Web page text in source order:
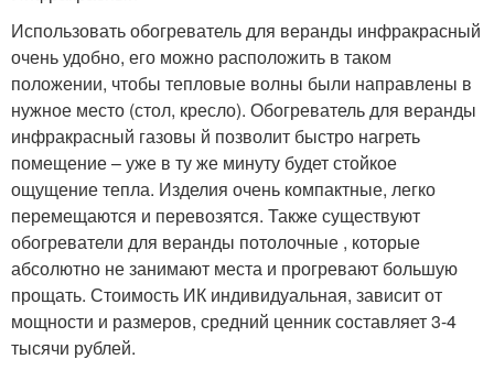
Использовать обогреватель для веранды инфракрасный
очень удобно, его можно расположить в таком
положении, чтобы тепловые волны были направлены в
нужное место (стол, кресло). Обогреватель для веранды
инфракрасный газовы й позволит быстро нагреть
помещение – уже в ту же минуту будет стойкое
ощущение тепла. Изделия очень компактные, легко
перемещаются и перевозятся. Также существуют
обогреватели для веранды потолочные , которые
абсолютно не занимают места и прогревают большую
прощать. Стоимость ИК индивидуальная, зависит от
мощности и размеров, средний ценник составляет 3-4
тысячи рублей.